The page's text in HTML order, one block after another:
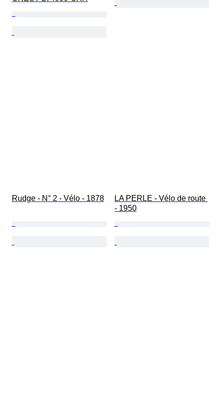
Rudge - N° 2 - Vélo - 1878
LA PERLE - Vélo de route
- 1950